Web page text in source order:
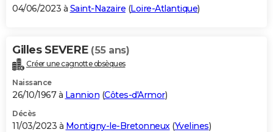
04/06/2023 à Saint-Nazaire (Loire-Atlantique)
Gilles SEVERE (55 ans)
Créer une cagnotte obsèques
Naissance
26/10/1967 à Lannion (Côtes-d'Armor)
Décès
11/03/2023 à Montigny-le-Bretonneux(Yvelines)